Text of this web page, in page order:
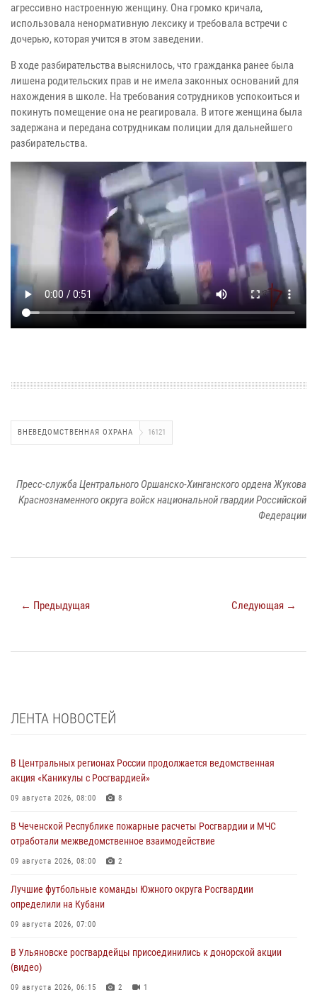
агрессивно настроенную женщину. Она громко кричала,
использовала ненормативную лексику и требовала встречи с
дочерью, которая учится в этом заведении.
В ходе разбирательства выяснилось, что гражданка ранее была
лишена родительских прав и не имела законных оснований для
нахождения в школе. На требования сотрудников успокоиться и
покинуть помещение она не реагировала. В итоге женщина была
задержана и передана сотрудникам полиции для дальнейшего
разбирательства.
ВНЕВЕДОМСТВЕННАЯ ОХРАНА 16121
Пресс-служба Центрального Оршанско-Хинганского ордена Жукова
Краснознаменного округа войск национальной гвардии Российской
Федерации
← Предыдущая Следующая →
ЛЕНТА НОВОСТЕЙ
В Центральных регионах России продолжается ведомственная
акция «Каникулы с Росгвардией»
09 августа 2026, 08:00 8
В Чеченской Республике пожарные расчеты Росгвардии и МЧС
отработали межведомственное взаимодействие
09 августа 2026, 08:00 2
Лучшие футбольные команды Южного округа Росгвардии
определили на Кубани
09 августа 2026, 07:00
В Ульяновске росгвардейцы присоединились к донорской акции
(видео)
09 августа 2026, 06:15 2 1